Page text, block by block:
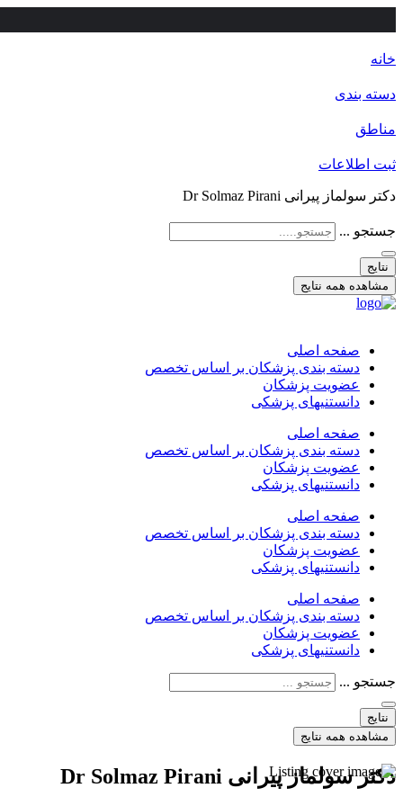
خانه
دسته بندی
مناطق
ثبت اطلاعات
دکتر سولماز پیرانی Dr Solmaz Pirani
جستجو ...
نتایج
مشاهده همه نتایج
صفحه اصلی
دسته بندی پزشکان بر اساس تخصص
عضویت پزشکان
دانستنیهای پزشکی
صفحه اصلی
دسته بندی پزشکان بر اساس تخصص
عضویت پزشکان
دانستنیهای پزشکی
صفحه اصلی
دسته بندی پزشکان بر اساس تخصص
عضویت پزشکان
دانستنیهای پزشکی
صفحه اصلی
دسته بندی پزشکان بر اساس تخصص
عضویت پزشکان
دانستنیهای پزشکی
جستجو ...
نتایج
مشاهده همه نتایج
دکتر سولماز پیرانی Dr Solmaz Pirani